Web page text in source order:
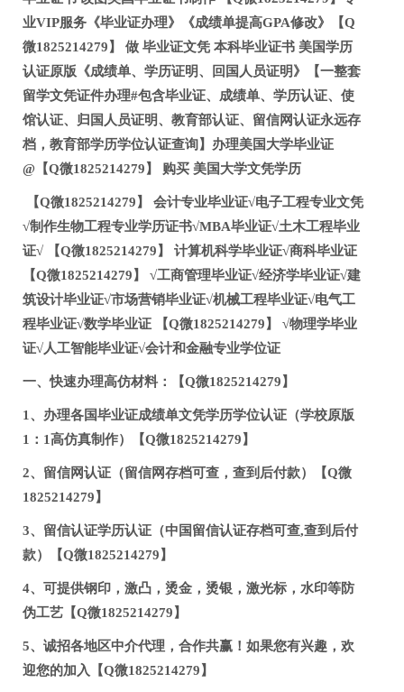
业VIP服务《毕业证办理》《成绩单提高GPA修改》【Q
微1825214279】 做 毕业证文凭 本科毕业证书 美国学历
认证原版《成绩单、学历证明、回国人员证明》【一整套
留学文凭证件办理#包含毕业证、成绩单、学历认证、使
馆认证、归国人员证明、教育部认证、留信网认证永远存
档，教育部学历学位认证查询】办理美国大学毕业证
@【Q微1825214279】 购买 美国大学文凭学历
【Q微1825214279】 会计专业毕业证√电子工程专业文凭
√制作生物工程专业学历证书√MBA毕业证√土木工程毕业
证√ 【Q微1825214279】 计算机科学毕业证√商科毕业证
【Q微1825214279】 √工商管理毕业证√经济学毕业证√建
筑设计毕业证√市场营销毕业证√机械工程毕业证√电气工
程毕业证√数学毕业证 【Q微1825214279】 √物理学毕业
证√人工智能毕业证√会计和金融专业学位证
一、快速办理高仿材料：【Q微1825214279】
1、办理各国毕业证成绩单文凭学历学位认证（学校原版
1：1高仿真制作）【Q微1825214279】
2、留信网认证（留信网存档可查，查到后付款）【Q微
1825214279】
3、留信认证学历认证（中国留信认证存档可查,查到后付
款）【Q微1825214279】
4、可提供钢印，激凸，烫金，烫银，激光标，水印等防
伪工艺【Q微1825214279】
5、诚招各地区中介代理，合作共赢！如果您有兴趣，欢
迎您的加入【Q微1825214279】